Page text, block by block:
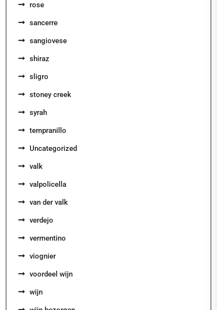
rose
sancerre
sangiovese
shiraz
sligro
stoney creek
syrah
tempranillo
Uncategorized
valk
valpolicella
van der valk
verdejo
vermentino
viognier
voordeel wijn
wijn